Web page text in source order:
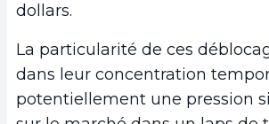
dollars.
La particularité de ces
dans leur concentration
potentiellement une pression